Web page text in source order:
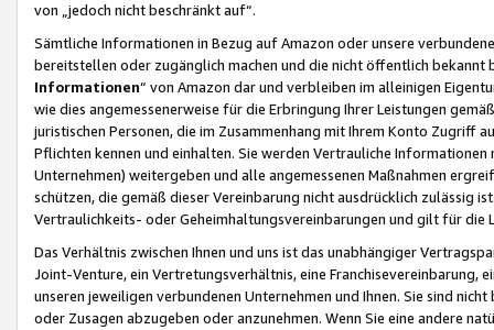
von „jedoch nicht beschränkt auf“.
Sämtliche Informationen in Bezug auf Amazon oder unsere
bereitstellen oder zugänglich machen und die nicht öffentlich
Informationen“ von Amazon dar und verbleiben im alleinigen
wie dies angemessenerweise für die Erbringung Ihrer Leistungen
juristischen Personen, die im Zusammenhang mit Ihrem Konto
Pflichten kennen und einhalten. Sie werden Vertrauliche
Unternehmen) weitergeben und alle angemessenen Maßnahmen
schützen, die gemäß dieser Vereinbarung nicht ausdrücklich zulässig
Vertraulichkeits- oder Geheimhaltungsvereinbarungen und gilt für die
Das Verhältnis zwischen Ihnen und uns ist das unabhängiger
Joint-Venture, ein Vertretungsverhältnis, eine Franchisevereinbarung,
unseren jeweiligen verbundenen Unternehmen und Ihnen. Sie sind
oder Zusagen abzugeben oder anzunehmen. Wenn Sie eine andere